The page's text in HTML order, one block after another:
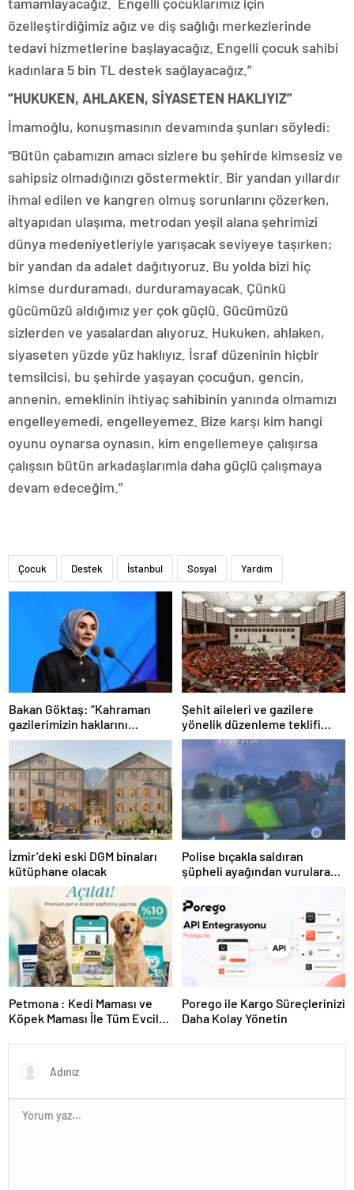
özelleştirdiğimiz ağız ve diş sağlığı merkezlerinde
tedavi hizmetlerine başlayacağız. Engelli çocuk sahibi
kadınlara 5 bin TL destek sağlayacağız.”
“HUKUKEN, AHLAKEN, SİYASETEN HAKLIYIZ”
İmamoğlu, konuşmasının devamında şunları söyledi:
“Bütün çabamızın amacı sizlere bu şehirde kimsesiz ve
sahipsiz olmadığınızı göstermektir. Bir yandan yıllardır
ihmal edilen ve kangren olmuş sorunlarını çözerken,
altyapıdan ulaşıma, metrodan yeşil alana şehrimizi
dünya medeniyetleriyle yarışacak seviyeye taşırken;
bir yandan da adalet dağıtıyoruz. Bu yolda bizi hiç
kimse durduramadı, durduramayacak. Çünkü
gücümüzü aldığımız yer çok güçlü. Gücümüzü
sizlerden ve yasalardan alıyoruz. Hukuken, ahlaken,
siyaseten yüzde yüz haklıyız. İsraf düzeninin hiçbir
temsilcisi, bu şehirde yaşayan çocuğun, gencin,
annenin, emeklinin ihtiyaç sahibinin yanında olmamızı
engelleyemedi, engelleyemez. Bize karşı kim hangi
oyunu oynarsa oynasın, kim engellemeye çalışırsa
çalışsın bütün arkadaşlarımla daha güçlü çalışmaya
devam edeceğim.”
Çocuk Destek İstanbul Sosyal Yardım
Bakan Göktaş: “Kahraman
gazilerimizin haklarını
güçlendiren yeni bir dönemin
kapılarını aralıyoruz”
Şehit aileleri ve gazilere
yönelik düzenleme teklifi
Meclis’te kabul edildi
İzmir’deki eski DGM binaları
kütüphane olacak
Polise bıçakla saldıran
şüpheli ayağından vurularak
Petmona : Kedi Maması ve
Köpek Maması İle Tüm Evcil
Porego ile Kargo Süreçlerinizi
Daha Kolay Yönetin